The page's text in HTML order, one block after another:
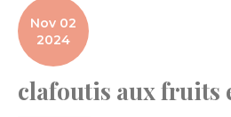
Nov 02
2024
clafoutis aux fruits